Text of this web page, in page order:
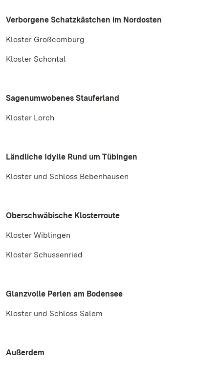
Verborgene Schatzkästchen im Nordosten
Kloster Großcomburg
Kloster Schöntal
Sagenumwobenes Stauferland
Kloster Lorch
Ländliche Idylle Rund um Tübingen
Kloster und Schloss Bebenhausen
Oberschwäbische Klosterroute
Kloster Wiblingen
Kloster Schussenried
Glanzvolle Perlen am Bodensee
Kloster und Schloss Salem
Außerdem